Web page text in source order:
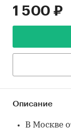
1 500 ₽
Описание
В Москве